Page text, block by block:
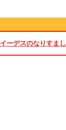
イーデスのなりすま